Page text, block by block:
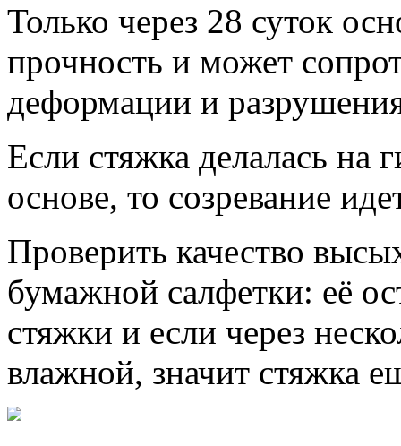
Только через 28 суток
прочность и может
деформации и
Если стяжка делалась на
основе, то созревание
Проверить качество
бумажной салфетки: её
стяжки и если через
влажной, значит стяжка